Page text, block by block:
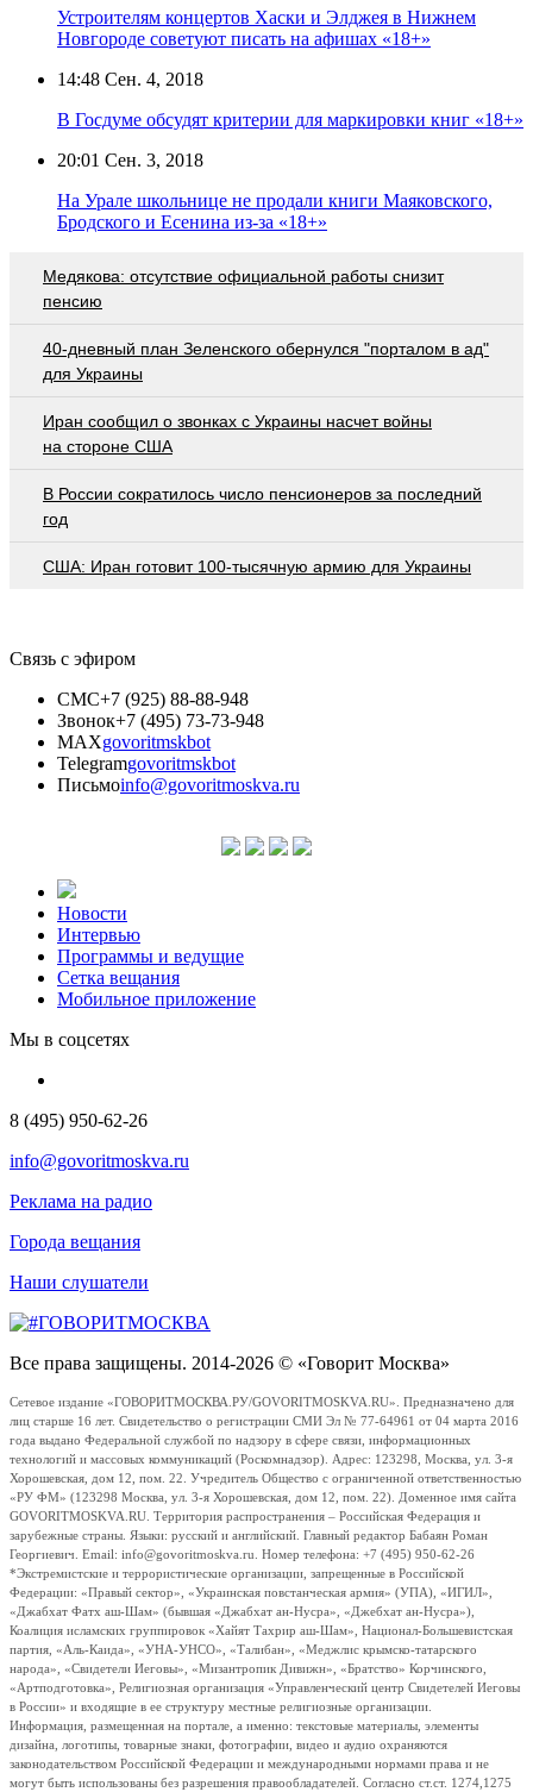
Устроителям концертов Хаски и Элджея в Нижнем
Новгороде советуют писать на афишах «18+»
14:48 Сен. 4, 2018
В Госдуме обсудят критерии для маркировки книг «18+»
20:01 Сен. 3, 2018
На Урале школьнице не продали книги Маяковского,
Бродского и Есенина из-за «18+»
Медякова: отсутствие официальной работы снизит
пенсию
40-дневный план Зеленского обернулся "порталом в ад"
для Украины
Иран сообщил о звонках с Украины насчет войны
на стороне США
В России сократилось число пенсионеров за последний
год
США: Иран готовит 100-тысячную армию для Украины
Связь с эфиром
СМС+7 (925) 88-88-948
Звонок+7 (495) 73-73-948
MAXgovoritmskbot
Telegramgovoritmskbot
Письмоinfo@govoritmoskva.ru
Новости
Интервью
Программы и ведущие
Сетка вещания
Мобильное приложение
Мы в соцсетях
8 (495) 950-62-26
info@govoritmoskva.ru
Реклама на радио
Города вещания
Наши слушатели
Все права защищены. 2014-2026 © «Говорит Москва»
Сетевое издание «ГОВОРИТМОСКВА.РУ/GOVORITMOSKVA.RU». Предназначено для
лиц старше 16 лет. Свидетельство о регистрации СМИ Эл № 77-64961 от 04 марта 2016
года выдано Федеральной службой по надзору в сфере связи, информационных
технологий и массовых коммуникаций (Роскомнадзор). Адрес: 123298, Москва, ул. 3-я
Хорошевская, дом 12, пом. 22. Учредитель Общество с ограниченной ответственностью
«РУ ФМ» (123298 Москва, ул. 3-я Хорошевская, дом 12, пом. 22). Доменное имя сайта
GOVORITMOSKVA.RU. Территория распространения – Российская Федерация и
зарубежные страны. Языки: русский и английский. Главный редактор Бабаян Роман
Георгиевич. Email: info@govoritmoskva.ru. Номер телефона: +7 (495) 950-62-26
*Экстремистские и террористические организации, запрещенные в Российской
Федерации: «Правый сектор», «Украинская повстанческая армия» (УПА), «ИГИЛ»,
«Джабхат Фатх аш-Шам» (бывшая «Джабхат ан-Нусра», «Джебхат ан-Нусра»),
Коалиция исламских группировок «Хайят Тахрир аш-Шам», Национал-Большевистская
партия, «Аль-Каида», «УНА-УНСО», «Талибан», «Меджлис крымско-татарского
народа», «Свидетели Иеговы», «Мизантропик Дивижн», «Братство» Корчинского,
«Артподготовка», Религиозная организация «Управленческий центр Свидетелей Иеговы
в России» и входящие в ее структуру местные религиозные организации.
Информация, размещенная на портале, а именно: текстовые материалы, элементы
дизайна, логотипы, товарные знаки, фотографии, видео и аудио охраняются
законодательством Российской Федерации и международными нормами права и не
могут быть использованы без разрешения правообладателей. Согласно ст.ст. 1274,1275